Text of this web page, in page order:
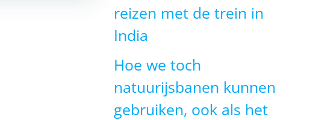
reizen met de trein in
India
Hoe we toch
natuurijsbanen kunnen
gebruiken, ook als het